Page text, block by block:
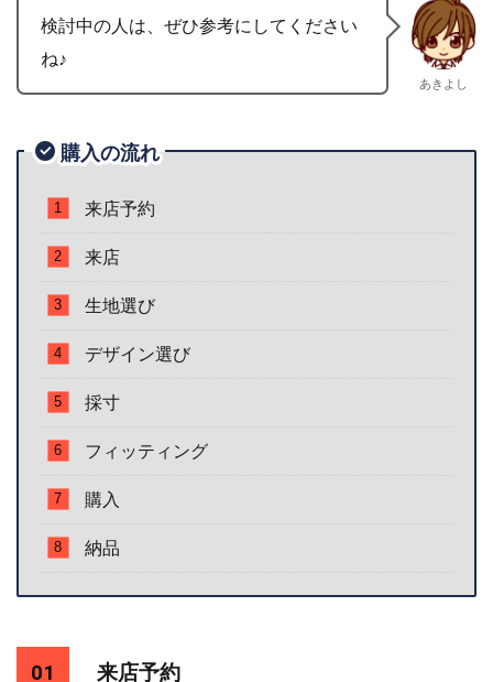
検討中の人は、ぜひ参考にしてください
ね♪
あきよし
購入の流れ
来店予約
来店
生地選び
デザイン選び
採寸
フィッティング
購入
納品
来店予約